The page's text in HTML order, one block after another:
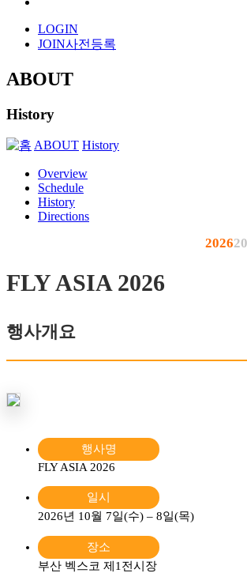
LOGIN
JOIN사전등록
ABOUT
History
ABOUT History
Overview
Schedule
History
Directions
2026
FLY ASIA 2026
행사개요
행사명
FLY ASIA 2026
일시
2026년 10월 7일(수) – 8일(목)
장소
부산 벡스코 제1전시장